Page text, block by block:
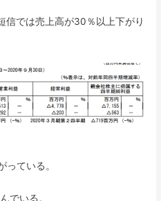
信では売上高が30％以上下がり
っている。
でいる。